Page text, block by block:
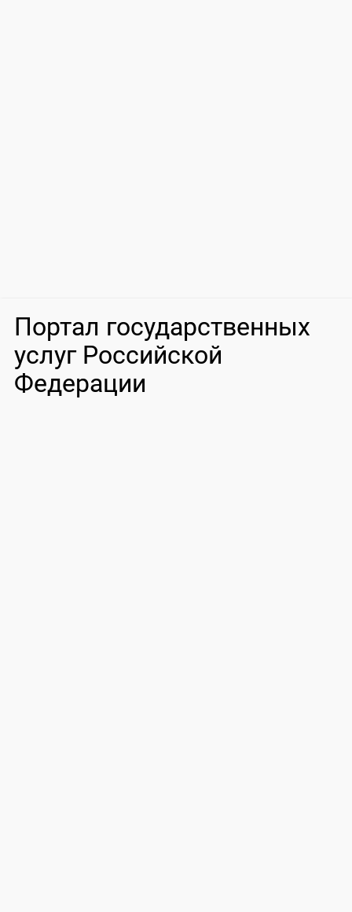
Портал государственных
услуг Российской
Федерации